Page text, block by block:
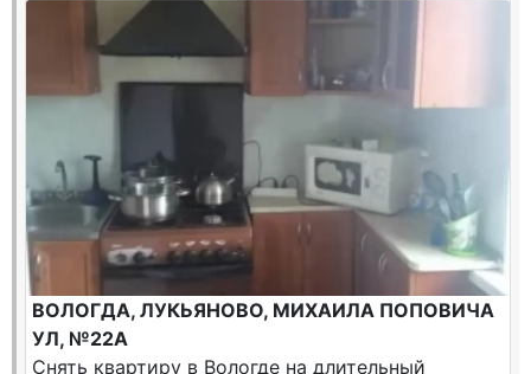
ВОЛОГДА, ЛУКЬЯНОВО, МИХАИЛА ПОПОВИЧА
УЛ, №22А
Снять квартиру в Вологде на длительный